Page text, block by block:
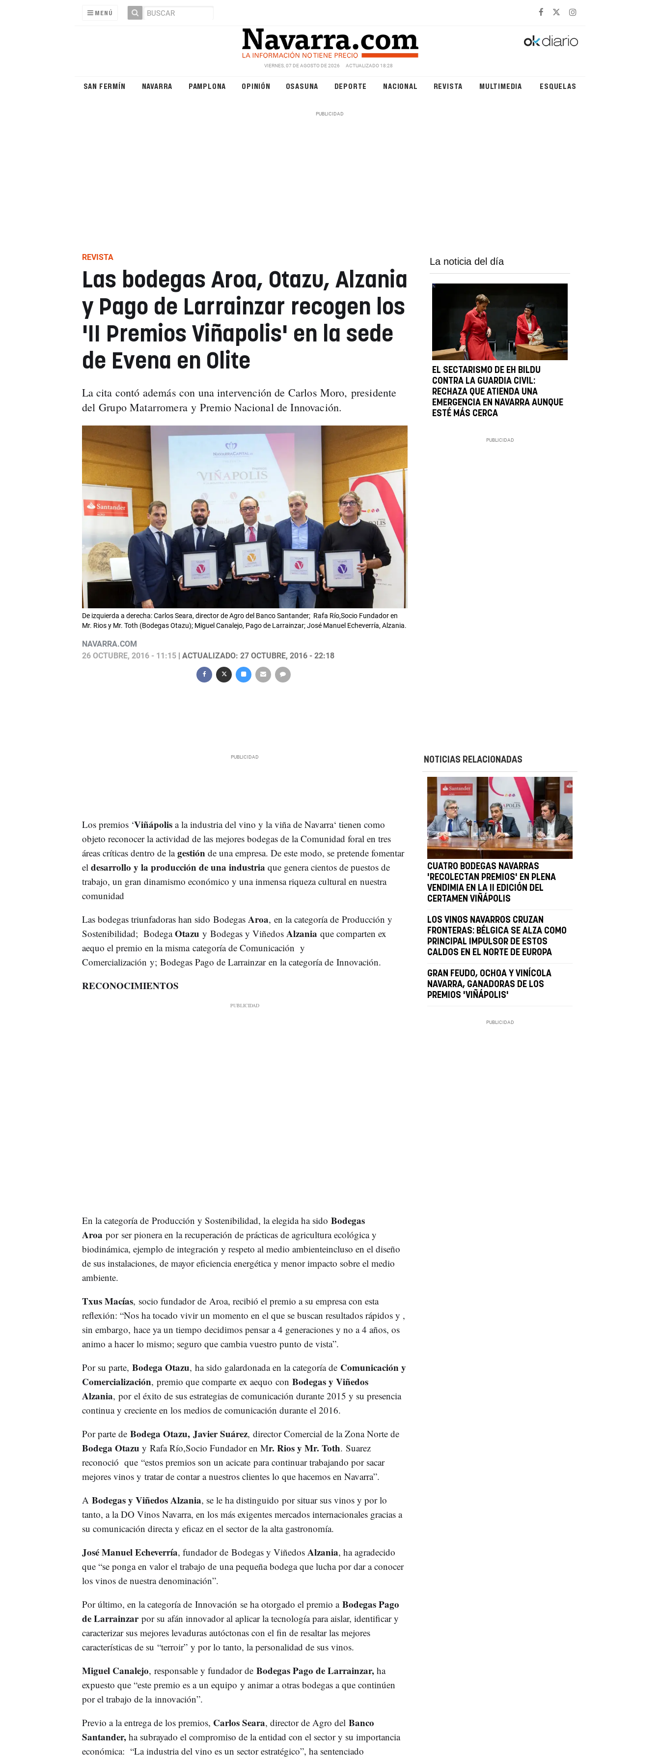
MENÚ
VIERNES, 07 DE AGOSTO DE 2026 ACTUALIZADO 18:28
SAN FERMÍN NAVARRA PAMPLONA OPINIÓN OSASUNA DEPORTE NACIONAL REVISTA MULTIMEDIA ESQUELAS
REVISTA
Las bodegas Aroa, Otazu, Alzania
y Pago de Larrainzar recogen los
'II Premios Viñapolis' en la sede
de Evena en Olite
La cita contó además con una intervención de Carlos Moro, presidente
del Grupo Matarromera y Premio Nacional de Innovación.
De izquierda a derecha: Carlos Seara, director de Agro del Banco Santander; Rafa Río,Socio Fundador en
Mr. Rios y Mr. Toth (Bodegas Otazu); Miguel Canalejo, Pago de Larrainzar; José Manuel Echeverría, Alzania.
NAVARRA.COM
26 OCTUBRE, 2016 - 11:15| ACTUALIZADO: 27 OCTUBRE, 2016 - 22:18
La noticia del día
EL SECTARISMO DE EH BILDU
CONTRA LA GUARDIA CIVIL:
RECHAZA QUE ATIENDA UNA
EMERGENCIA EN NAVARRA AUNQUE
ESTÉ MÁS CERCA
Los premios ‘Viñápolis a la industria del vino y la viña de Navarra‘ tienen como
objeto reconocer la actividad de las mejores bodegas de la Comunidad foral en tres
áreas críticas dentro de lagestión de una empresa. De este modo, se pretende fomentar
el desarrollo y la producción de una industria que genera cientos de puestos de
trabajo, un gran dinamismo económico y una inmensa riqueza cultural en nuestra
comunidad
Las bodegas triunfadoras han sido Bodegas Aroa, en la categoría de Producción y
Sostenibilidad; BodegaOtazu y Bodegas y Viñedos Alzania que comparten ex
aequo el premio en la misma categoría de Comunicación y
Comercialización y; Bodegas Pago de Larrainzar en la categoría de Innovación.
RECONOCIMIENTOS
En la categoría de Producción y Sostenibilidad, la elegida ha sido Bodegas
Aroa por ser pionera en la recuperación de prácticas de agricultura ecológica y
biodinámica, ejemplo de integración y respeto al medio ambienteincluso en el diseño
de sus instalaciones, de mayor eficiencia energética y menor impacto sobre el medio
ambiente.
Txus Macías, socio fundador de Aroa, recibió el premio a su empresa con esta
reflexión: “Nos ha tocado vivir un momento en el que se buscan resultados rápidos y ,
sin embargo, hace ya un tiempo decidimos pensar a 4 generaciones y no a 4 años, os
animo a hacer lo mismo; seguro que cambia vuestro punto de vista”.
Por su parte, Bodega Otazu, ha sido galardonada en la categoría de Comunicación y
Comercialización, premio que comparte ex aequo con Bodegas y Viñedos
Alzania, por el éxito de sus estrategias de comunicación durante 2015 y su presencia
continua y creciente en los medios de comunicación durante el 2016.
Por parte de Bodega Otazu, Javier Suárez, director Comercial de la Zona Norte de
Bodega Otazu y Rafa Río,Socio Fundador en Mr. Rios y Mr. Toth. Suarez
reconoció que “estos premios son un acicate para continuar trabajando por sacar
mejores vinos y tratar de contar a nuestros clientes lo que hacemos en Navarra”.
A Bodegas y Viñedos Alzania, se le ha distinguido por situar sus vinos y por lo
tanto, a la DO Vinos Navarra, en los más exigentes mercados internacionales gracias a
su comunicación directa y eficaz en el sector de la alta gastronomía.
José Manuel Echeverría, fundador de Bodegas y Viñedos Alzania, ha agradecido
que “se ponga en valor el trabajo de una pequeña bodega que lucha por dar a conocer
los vinos de nuestra denominación”.
Por último, en la categoría de Innovación se ha otorgado el premio aBodegas Pago
de Larrainzarpor su afán innovador al aplicar la tecnología para aislar, identificar y
caracterizar sus mejores levaduras autóctonas con el fin de resaltar las mejores
características de su “terroir” y por lo tanto, la personalidad de sus vinos.
Miguel Canalejo, responsable y fundador de Bodegas Pago de Larrainzar,ha
expuesto que “este premio es a un equipo y animar a otras bodegas a que continúen
por el trabajo de la innovación”.
Previo a la entrega de los premios, Carlos Seara, director de Agro del Banco
Santander,ha subrayado el compromiso de la entidad con el sector y su importancia
económica: “La industria del vino es un sector estratégico”, ha sentenciado
NOTICIAS RELACIONADAS
CUATRO BODEGAS NAVARRAS
'RECOLECTAN PREMIOS' EN PLENA
VENDIMIA EN LA II EDICIÓN DEL
CERTAMEN VIÑÁPOLIS
LOS VINOS NAVARROS CRUZAN
FRONTERAS: BÉLGICA SE ALZA COMO
PRINCIPAL IMPULSOR DE ESTOS
CALDOS EN EL NORTE DE EUROPA
GRAN FEUDO, OCHOA Y VINÍCOLA
NAVARRA, GANADORAS DE LOS
PREMIOS 'VIÑÁPOLIS'